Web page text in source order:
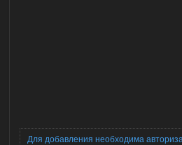
Для добавления необходима